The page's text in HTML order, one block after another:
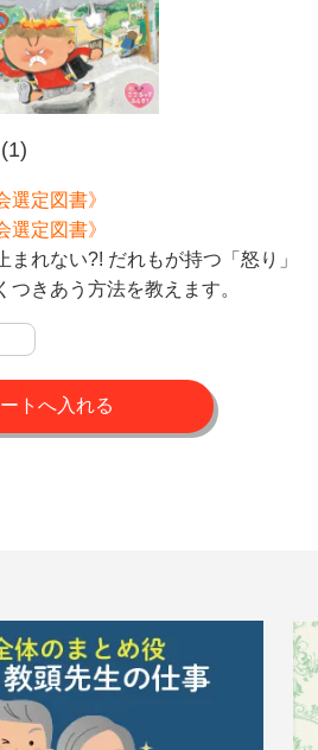
選定図書》
選定図書》
まれない?! だれもが持つ「怒り」
きあう方法を教えます。